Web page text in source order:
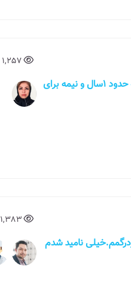
باسلام من آقایی 34 ساله هستم، دچار استرس و اضراب شدم که حدود 1سال و نیمه برای
1,257
نامید شدم
1,383